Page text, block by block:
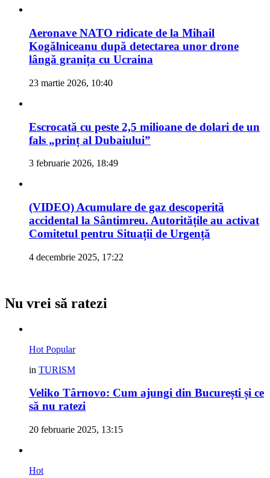
Aeronave NATO ridicate de la Mihail
Kogălniceanu după detectarea unor drone
lângă granița cu Ucraina
23 martie 2026, 10:40
Escrocată cu peste 2,5 milioane de dolari de un
fals „prinț al Dubaiului”
3 februarie 2026, 18:49
(VIDEO) Acumulare de gaz descoperită
accidental la Sântimreu. Autoritățile au activat
Comitetul pentru Situații de Urgență
4 decembrie 2025, 17:22
Nu vrei să ratezi
Hot Popular
in TURISM
Veliko Târnovo: Cum ajungi din București și ce
să nu ratezi
20 februarie 2025, 13:15
Hot